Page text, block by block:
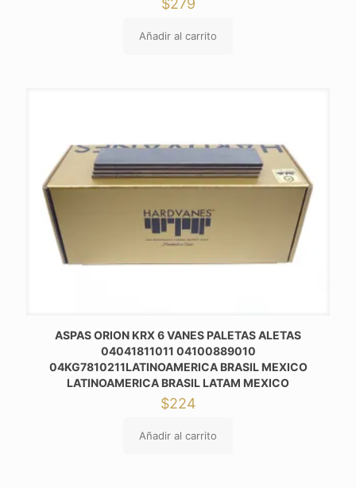
Añadir al carrito
ASPAS ORION KRX 6 VANES PALETAS ALETAS
04041811011 04100889010
04KG7810211LATINOAMERICA BRASIL MEXICO
LATINOAMERICA BRASIL LATAM MEXICO
$224
Añadir al carrito